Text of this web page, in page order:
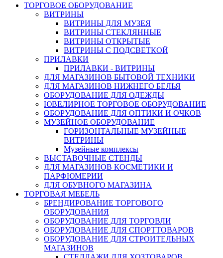
ТОРГОВОЕ ОБОРУДОВАНИЕ
ВИТРИНЫ
ВИТРИНЫ ДЛЯ МУЗЕЯ
ВИТРИНЫ СТЕКЛЯННЫЕ
ВИТРИНЫ ОТКРЫТЫЕ
ВИТРИНЫ С ПОДСВЕТКОЙ
ПРИЛАВКИ
ПРИЛАВКИ - ВИТРИНЫ
ДЛЯ МАГАЗИНОВ БЫТОВОЙ ТЕХНИКИ
ДЛЯ МАГАЗИНОВ НИЖНЕГО БЕЛЬЯ
ОБОРУДОВАНИЕ ДЛЯ ОДЕЖДЫ
ЮВЕЛИРНОЕ ТОРГОВОЕ ОБОРУДОВАНИЕ
ОБОРУДОВАНИЕ ДЛЯ ОПТИКИ И ОЧКОВ
МУЗЕЙНОЕ ОБОРУДОВАНИЕ
ГОРИЗОНТАЛЬНЫЕ МУЗЕЙНЫЕ
ВИТРИНЫ
Музейные комплексы
ВЫСТАВОЧНЫЕ СТЕНДЫ
ДЛЯ МАГАЗИНОВ КОСМЕТИКИ И
ПАРФЮМЕРИИ
ДЛЯ ОБУВНОГО МАГАЗИНА
ТОРГОВАЯ МЕБЕЛЬ
БРЕНДИРОВАНИЕ ТОРГОВОГО
ОБОРУДОВАНИЯ
ОБОРУДОВАНИЕ ДЛЯ ТОРГОВЛИ
ОБОРУДОВАНИЕ ДЛЯ СПОРТТОВАРОВ
ОБОРУДОВАНИЕ ДЛЯ СТРОИТЕЛЬНЫХ
МАГАЗИНОВ